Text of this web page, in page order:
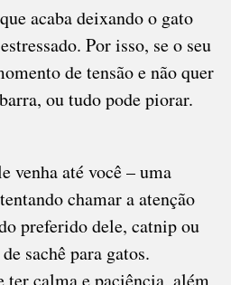
acaba deixando o gato
Por isso, se o seu
de tensão e não quer
ou tudo pode piorar.
venha até você – uma
chamar a atenção
preferido dele, catnip ou
sachê para gatos.